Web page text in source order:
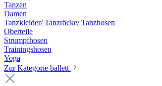
Tanzen
Damen
Tanzkleider/ Tanzröcke/ Tanzhosen
Oberteile
Strumpfhosen
Trainingshosen
Yoga
Zur Kategorie ballett